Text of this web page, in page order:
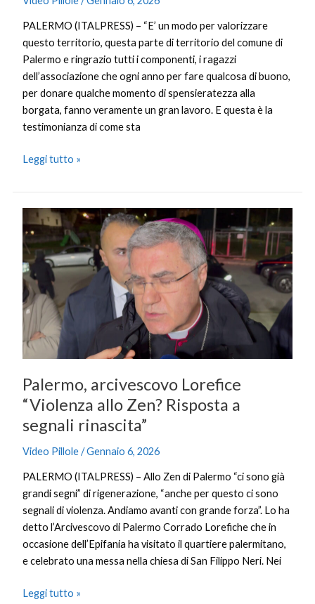
PALERMO (ITALPRESS) – “E’ un modo per valorizzare
questo territorio, questa parte di territorio del comune di
Palermo e ringrazio tutti i componenti, i ragazzi
dell’associazione che ogni anno per fare qualcosa di buono,
per donare qualche momento di spensieratezza alla
borgata, fanno veramente un gran lavoro. E questa è la
testimonianza di come sta
Leggi tutto »
Palermo, arcivescovo Lorefice
“Violenza allo Zen? Risposta a
segnali rinascita”
Video Pillole/Gennaio 6, 2026
PALERMO (ITALPRESS) – Allo Zen di Palermo “ci sono già
grandi segni” di rigenerazione, “anche per questo ci sono
segnali di violenza. Andiamo avanti con grande forza”. Lo ha
detto l’Arcivescovo di Palermo Corrado Lorefiche che in
occasione dell’Epifania ha visitato il quartiere palermitano,
e celebrato una messa nella chiesa di San Filippo Neri. Nei
Palermo,
arcivescovo
Lorefice
“Violenza
allo
Zen?
Risposta
a
segnali
Leggi tutto »